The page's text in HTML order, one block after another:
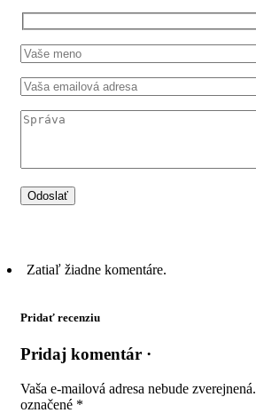
Zatiaľ žiadne komentáre.
Pridať recenziu
Pridaj komentár ·
Vaša e-mailová adresa nebude zverejnená.
označené *